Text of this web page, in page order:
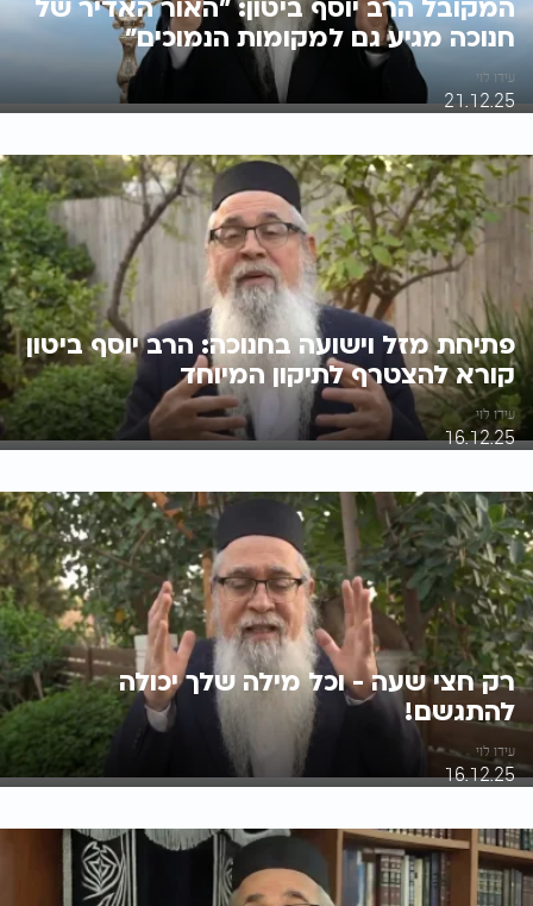
המקובל הרב יוסף ביטון: "האור האדיר של
חנוכה מגיע גם למקומות הנמוכים"
עידו לוי
21.12.25
פתיחת מזל וישועה בחנוכה: הרב יוסף ביטון
קורא להצטרף לתיקון המיוחד
עידו לוי
16.12.25
רק חצי שעה - וכל מילה שלך יכולה
להתגשם!
עידו לוי
16.12.25